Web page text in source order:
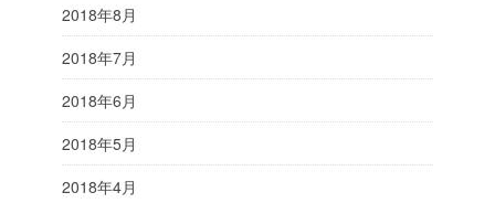
2018年8月
2018年7月
2018年6月
2018年5月
2018年4月